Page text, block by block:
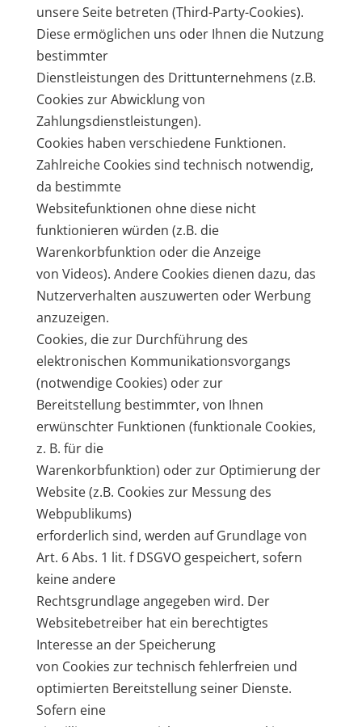
unsere Seite betreten (Third-Party-Cookies).
Diese ermöglichen uns oder Ihnen die Nutzung
bestimmter
Dienstleistungen des Drittunternehmens (z.B.
Cookies zur Abwicklung von
Zahlungsdienstleistungen).
Cookies haben verschiedene Funktionen.
Zahlreiche Cookies sind technisch notwendig,
da bestimmte
Websitefunktionen ohne diese nicht
funktionieren würden (z.B. die
Warenkorbfunktion oder die Anzeige
von Videos). Andere Cookies dienen dazu, das
Nutzerverhalten auszuwerten oder Werbung
anzuzeigen.
Cookies, die zur Durchführung des
elektronischen Kommunikationsvorgangs
(notwendige Cookies) oder zur
Bereitstellung bestimmter, von Ihnen
erwünschter Funktionen (funktionale Cookies,
z. B. für die
Warenkorbfunktion) oder zur Optimierung der
Website (z.B. Cookies zur Messung des
Webpublikums)
erforderlich sind, werden auf Grundlage von
Art. 6 Abs. 1 lit. f DSGVO gespeichert, sofern
keine andere
Rechtsgrundlage angegeben wird. Der
Websitebetreiber hat ein berechtigtes
Interesse an der Speicherung
von Cookies zur technisch fehlerfreien und
optimierten Bereitstellung seiner Dienste.
Sofern eine